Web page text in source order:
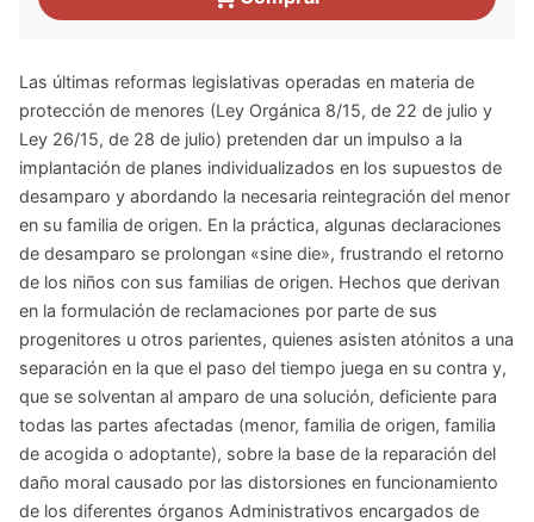
Las últimas reformas legislativas operadas en materia de
protección de menores (Ley Orgánica 8/15, de 22 de julio y
Ley 26/15, de 28 de julio) pretenden dar un impulso a la
implantación de planes individualizados en los supuestos de
desamparo y abordando la necesaria reintegración del menor
en su familia de origen. En la práctica, algunas declaraciones
de desamparo se prolongan «sine die», frustrando el retorno
de los niños con sus familias de origen. Hechos que derivan
en la formulación de reclamaciones por parte de sus
progenitores u otros parientes, quienes asisten atónitos a una
separación en la que el paso del tiempo juega en su contra y,
que se solventan al amparo de una solución, deficiente para
todas las partes afectadas (menor, familia de origen, familia
de acogida o adoptante), sobre la base de la reparación del
daño moral causado por las distorsiones en funcionamiento
de los diferentes órganos Administrativos encargados de